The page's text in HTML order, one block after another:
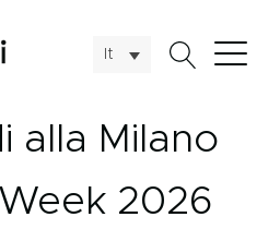
It
alla Milano
2026